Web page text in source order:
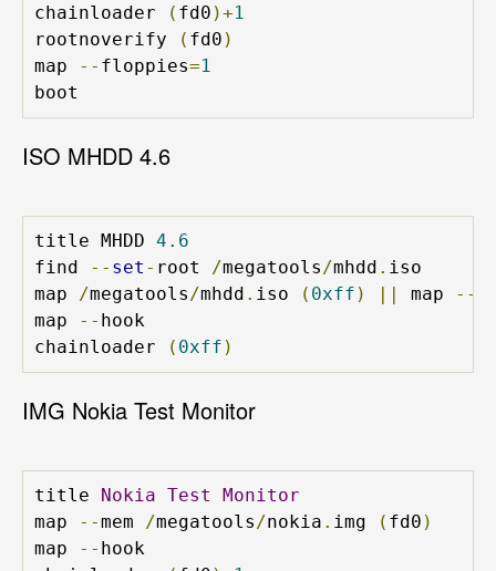
chainloader
( fd0 )+1
rootnoverify
( fd0 )
map
-- floppies=1
boot
ISO MHDD 4.6
title MHDD 4.6
find
-- set - root /megatools /mhdd . iso
map
/megatools /mhdd . iso ( 0xff ) || map --
map
-- hook
chainloader
( 0xff )
IMG Nokia Test Monitor
title Nokia Test
Monitor
map
--mem /megatools /nokia . img ( fd0 )
map
-- hook